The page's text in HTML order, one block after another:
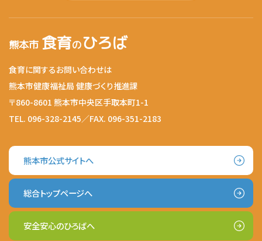
熊本市 食育のひろば
食育に関するお問い合わせは
熊本市健康福祉局 健康づくり推進課
〒860-8601 熊本市中央区手取本町1-1
TEL. 096-328-2145／FAX. 096-351-2183
熊本市公式サイトへ
総合トップページへ
安全安心のひろばへ